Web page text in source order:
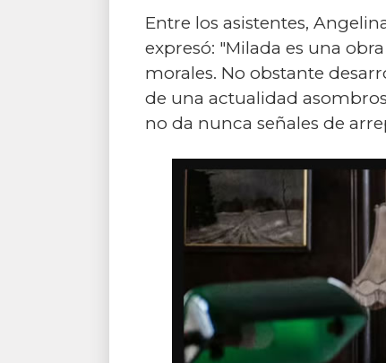
Entre los asistentes,
expresó: "Milada es una
morales. No obstante
de una actualidad
no da nunca señales de